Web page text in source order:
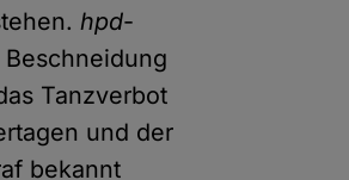
hpd-
Tanzverbot
und der
bekannt